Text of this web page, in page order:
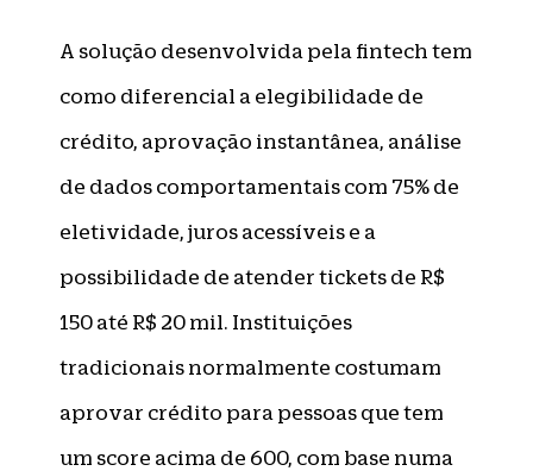
A solução desenvolvida pela fintech tem
como diferencial a elegibilidade de
crédito, aprovação instantânea, análise
de dados comportamentais com 75% de
eletividade, juros acessíveis e a
possibilidade de atender tickets de R$
150 até R$ 20 mil. Instituições
tradicionais normalmente costumam
aprovar crédito para pessoas que tem
um score acima de 600, com base numa